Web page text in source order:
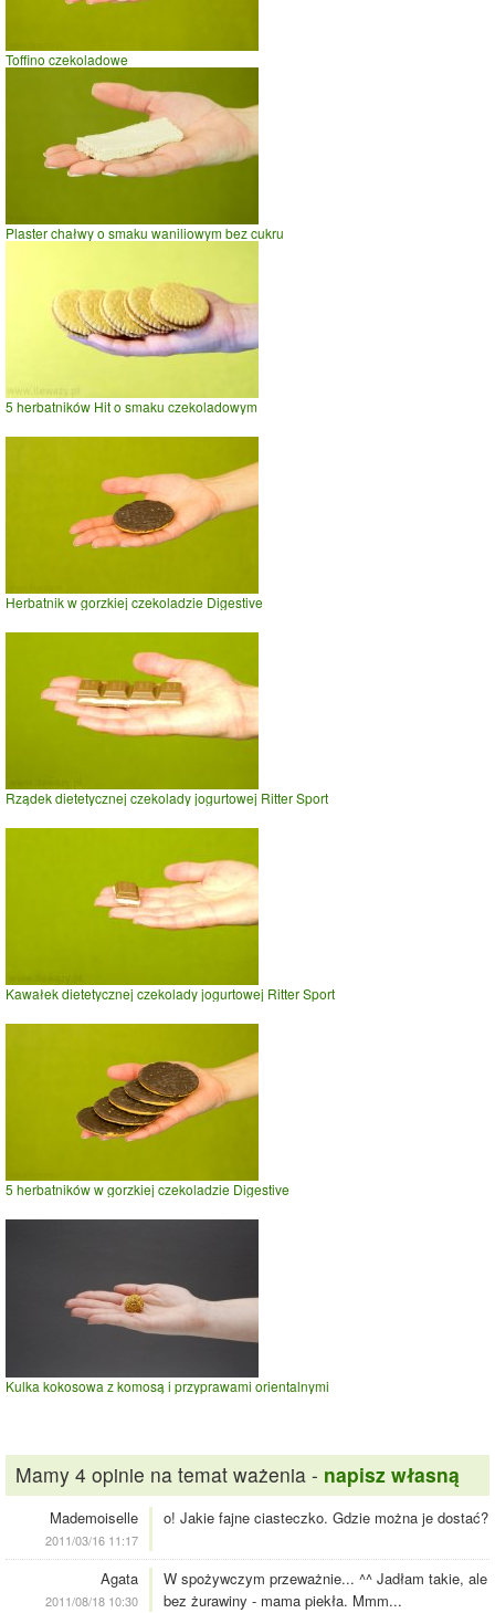
Toffino czekoladowe
Plaster chałwy o smaku waniliowym bez cukru
5 herbatników Hit o smaku czekoladowym
Herbatnik w gorzkiej czekoladzie Digestive
Rządek dietetycznej czekolady jogurtowej Ritter Sport
Kawałek dietetycznej czekolady jogurtowej Ritter Sport
5 herbatników w gorzkiej czekoladzie Digestive
Kulka kokosowa z komosą i przyprawami orientalnymi
Mamy 4 opinie na temat ważenia - napisz własną
Mademoiselle
2011/03/16 11:17
o! Jakie fajne ciasteczko. Gdzie można je dostać?
Agata
2011/08/18 10:30
W spożywczym przeważnie... ^^ Jadłam takie, ale
bez żurawiny - mama piekła. Mmm...